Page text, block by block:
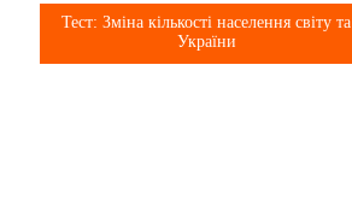
8 клас
Тест: Зміна кількості населення світу та
України